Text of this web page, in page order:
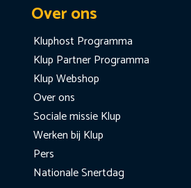
Over ons
Kluphost Programma
Klup Partner Programma
Klup Webshop
Over ons
Sociale missie Klup
Werken bij Klup
Pers
Nationale Snertdag